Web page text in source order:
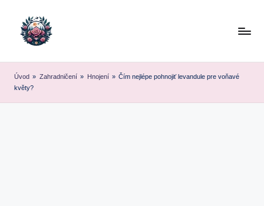
Úvod » Zahradničení » Hnojení » Čím nejlépe pohnojiť levandule pre voňavé
květy?